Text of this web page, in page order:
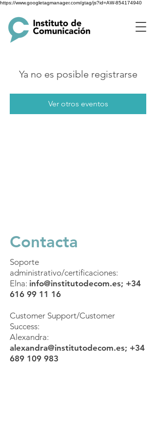
https://www.googletagmanager.com/gtag/js?id=AW-854174940
Ya no es posible registrarse
Ver otros eventos
Contacta
Soporte
administrativo/certificaciones:
Elna: info@institutodecom.es; +34
616 99 11 16
Customer Support/Customer
Success:
Alexandra:
alexandra@institutodecom.es; +34
689 109 983